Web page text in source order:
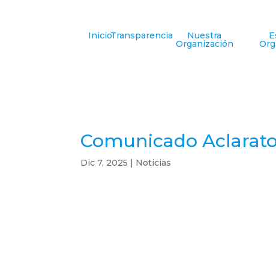
InicioTransparencia Nuestra
Organización
Comunicado
Dic 7, 2025 | Noticias